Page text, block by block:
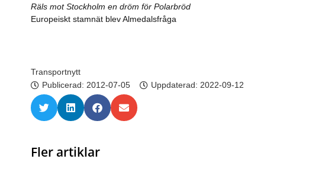
Räls mot Stockholm en dröm för Polarbröd
Europeiskt stamnät blev Almedalsfråga
Transportnytt
Publicerad: 2012-07-05 Uppdaterad: 2022-09-12
Fler artiklar